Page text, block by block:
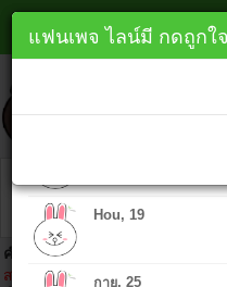
หาเพื่อนไลน์ ลำปาง line
คำเตือน : ห้ามนำไอดีคนอื่นมาโพ
สามารถตามตัวได้ และถ้าเกิดเรื่อ
lineme.in.th
ทักทายสมาชิกใหม่ 👇
Hou, 19
กาย, 25
แฟนเพจ ไลน์มี กดถูกใ